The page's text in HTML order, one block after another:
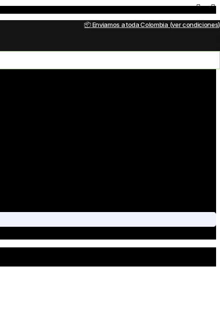
📦 Enviamos a toda Colombia (ver condiciones)